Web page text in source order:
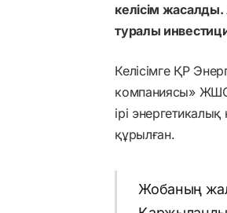
келісім
туралы
Келісімге ҚР
компаниясы»
ірі
құрылған.
Жобаның